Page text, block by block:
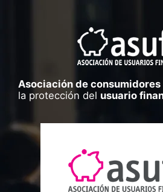
Asociación de consumidores
la protección del usuario